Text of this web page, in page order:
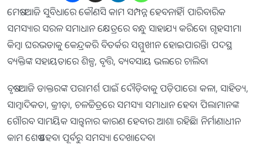
ମେଷ:-ଆଜି ସୁବିଧାରେ କୌଣସି କାମ ସମ୍ପନ୍ନ ହେବନାହିଁ। ପାରିବାରିକ
ସମସ୍ୟାର ସରଳ ସମାଧାନ କ୍ଷେତ୍ରରେ ବନ୍ଧୁ ସାହାଯ୍ୟ କରିବେ। ଗୃହସୀମା
କିମ୍ବା ଘରଭଡାକୁ କେନ୍ଦ୍ରକରି ବିତର୍କର ସମ୍ମୁଖୀନ ହୋଇପାରନ୍ତି। ପଦସ୍ଥ
ବ୍ୟକ୍ତିଙ୍କ ସହାୟତାରେ ଶିଳ୍ପ, ବୃତ୍ତି, ବ୍ୟବସାୟ ଭଲରେ ଚାଲିବ।
ବୃଷ:-ଆଜି ଡାକ୍ତରଙ୍କ ପରାମର୍ଶ ପାଇଁ ଦୌଡ଼ିବାକୁ ପଡ଼ିପାରେ। କଳା, ସାହିତ୍ୟ,
ସାମ୍ବାଦିକତା, କ୍ରୀଡ଼ା, ଚଳଚ୍ଚିତ୍ରରେ ସମସ୍ୟା ସମାଧାନ ହେବ। ପିଲାମାନଙ୍କ
ଗୌରବ ସାମୟିକ ସାନ୍ତ୍ବନାର କାରଣ ହେବାର ଆଶା ରହିଛି। ନିର୍ମାଣାଧୀନ
କାମ ଶେଷ ହେବା ପୂର୍ବରୁ ସମସ୍ୟା ଦେଖାଦେବ।